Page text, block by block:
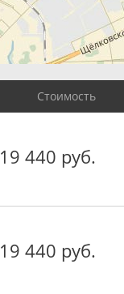
Стоимость
19 440 руб.
19 440 руб.